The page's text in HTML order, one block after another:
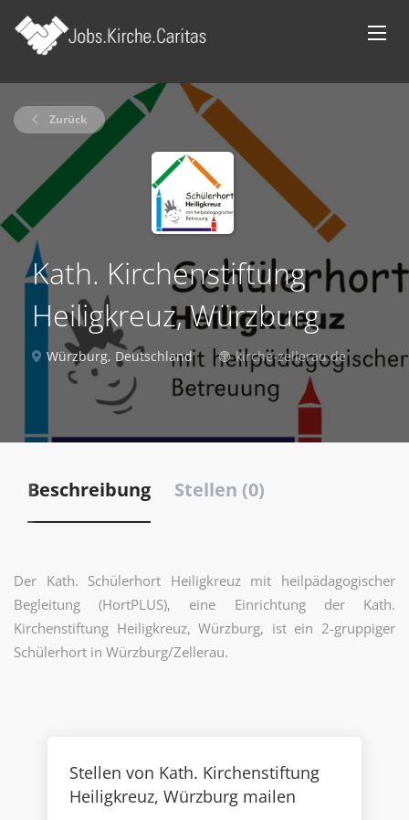
Zurück
Kath. Kirchenstiftung
Heiligkreuz, Würzburg
Würzburg, Deutschland kirche-zellerau.de
Beschreibung Stellen (0)
Der Kath. Schülerhort Heiligkreuz mit heilpädagogischer
Begleitung (HortPLUS), eine Einrichtung der Kath.
Kirchenstiftung Heiligkreuz, Würzburg, ist ein 2-gruppiger
Schülerhort in Würzburg/Zellerau.
Stellen von Kath. Kirchenstiftung
Heiligkreuz, Würzburg mailen